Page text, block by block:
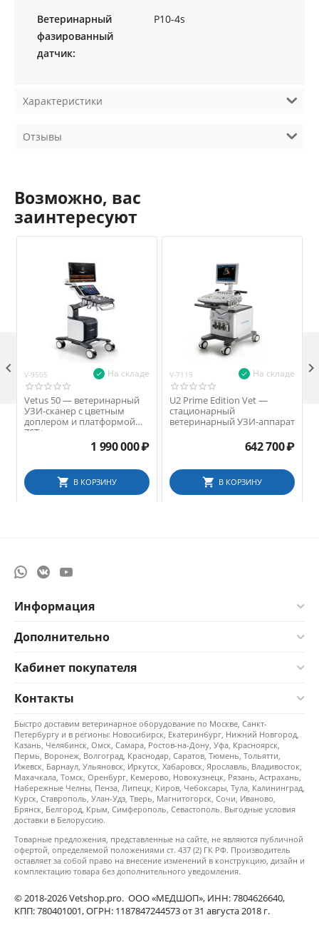
Ветеринарный
фазированный
датчик:
P10-4s
Характеристики
Отзывы
Возможно, вас
заинтересуют
V-9505 На складе
Vetus 50 — ветеринарный
УЗИ-сканер с цветным
доплером и платформой
ZST+
1 990 000₽
В КОРЗИНУ
V-7119 На складе
U2 Prime Edition Vet —
стационарный
ветеринарный УЗИ-аппарат
642 700₽
В КОРЗИНУ
 
Информация
Дополнительно
Кабинет покупателя
Контакты
Быстро доставим ветеринарное оборудование по Москве, Санкт-
Петербургу и в регионы: Новосибирск, Екатеринбург, Нижний Новгород,
Казань, Челябинск, Омск, Самара, Ростов-на-Дону, Уфа, Красноярск,
Пермь, Воронеж, Волгоград, Краснодар, Саратов, Тюмень, Тольятти,
Ижевск, Барнаул, Ульяновск, Иркутск, Хабаровск, Ярославль, Владивосток,
Махачкала, Томск, Оренбург, Кемерово, Новокузнецк, Рязань, Астрахань,
Набережные Челны, Пенза, Липецк, Киров, Чебоксары, Тула, Калининград,
Курск, Ставрополь, Улан-Удэ, Тверь, Магнитогорск, Сочи, Иваново,
Брянск, Белгород, Крым, Симферополь, Севастополь. Выгодные условия
доставки в Белоруссию.
Товарные предложения, представленные на сайте, не являются публичной
офертой, определяемой положениями ст. 437 (2) ГК РФ. Производитель
оставляет за собой право на внесение изменений в конструкцию, дизайн и
комплектацию товара без дополнительного уведомления.
© 2018-2026 Vetshop.pro. ООО «МЕДШОП», ИНН: 7804626640,
КПП: 780401001, ОГРН: 1187847244573 от 31 августа 2018 г.